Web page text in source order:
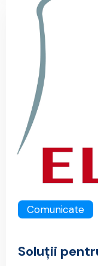
Comunicate
Soluții